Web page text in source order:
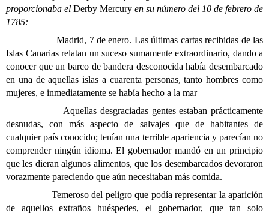
proporcionaba el Derby Mercury en su número del 10 de febrero de
1785:
Madrid, 7 de enero. Las últimas cartas recibidas de las
Islas Canarias relatan un suceso sumamente extraordinario, dando a
conocer que un barco de bandera desconocida había desembarcado
en una de aquellas islas a cuarenta personas, tanto hombres como
mujeres, e inmediatamente se había hecho a la mar
Aquellas desgraciadas gentes estaban prácticamente
desnudas, con más aspecto de salvajes que de habitantes de
cualquier país conocido; tenían una terrible apariencia y parecían no
comprender ningún idioma. El gobernador mandó en un principio
que les dieran algunos alimentos, que los desembarcados devoraron
vorazmente pareciendo que aún necesitaban más comida.
Temeroso del peligro que podía representar la aparición
de aquellos extraños huéspedes, el gobernador, que tan solo